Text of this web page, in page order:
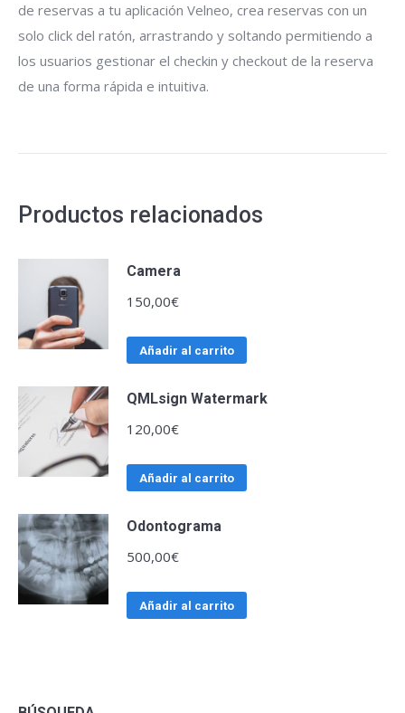
de reservas a tu aplicación Velneo, crea reservas con un
solo click del ratón, arrastrando y soltando permitiendo a
los usuarios gestionar el checkin y checkout de la reserva
de una forma rápida e intuitiva.
Productos relacionados
Camera
150,00€
Añadir al carrito
QMLsign Watermark
120,00€
Añadir al carrito
Odontograma
500,00€
Añadir al carrito